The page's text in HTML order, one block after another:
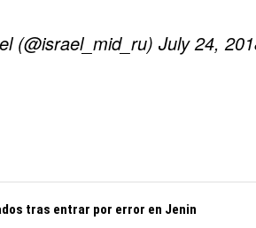
(@israel_mid_ru) July 24,
tras entrar por error en Jenin